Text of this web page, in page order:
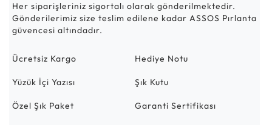
Her siparişleriniz sigortalı olarak gönderilmektedir.
Gönderilerimiz size teslim edilene kadar ASSOS Pırlanta
güvencesi altındadır.
Ücretsiz Kargo Hediye Notu
Yüzük İçi Yazısı Şık Kutu
Özel Şık Paket Garanti Sertifikası